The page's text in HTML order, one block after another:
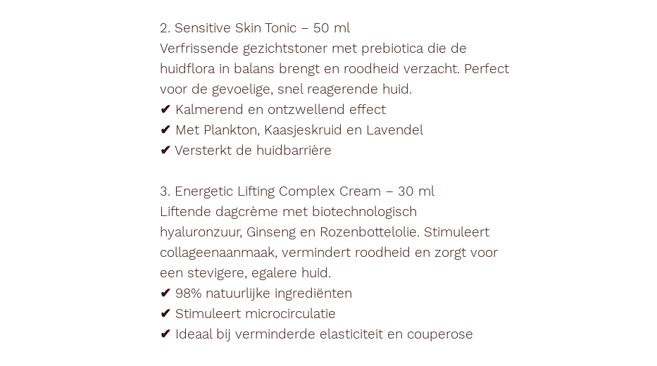
2. Sensitive Skin Tonic – 50 ml
Verfrissende gezichtstoner met prebiotica die de
huidflora in balans brengt en roodheid verzacht. Perfect
voor de gevoelige, snel reagerende huid.
✔ Kalmerend en ontzwellend effect
✔ Met Plankton, Kaasjeskruid en Lavendel
✔ Versterkt de huidbarrière
3. Energetic Lifting Complex Cream – 30 ml
Liftende dagcrème met biotechnologisch
hyaluronzuur, Ginseng en Rozenbottelolie. Stimuleert
collageenaanmaak, vermindert roodheid en zorgt voor
een stevigere, egalere huid.
✔ 98% natuurlijke ingrediënten
✔ Stimuleert microcirculatie
✔ Ideaal bij verminderde elasticiteit en couperose